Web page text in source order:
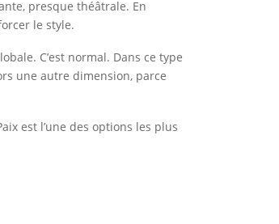
presque théâtrale. En
le style.
C’est normal. Dans ce type
une autre dimension, parce
est l’une des options les plus